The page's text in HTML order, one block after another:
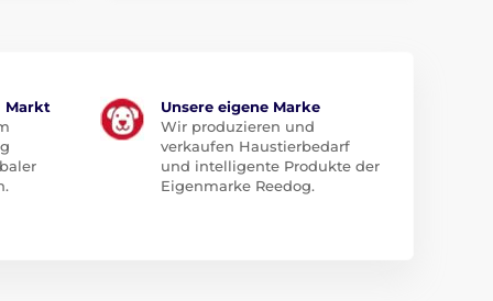
Markt
Unsere eigene Marke
Wir produzieren und
verkaufen Haustierbedarf
und intelligente Produkte der
Eigenmarke Reedog.